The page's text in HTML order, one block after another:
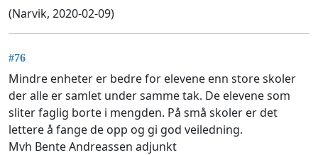
(Narvik, 2020-02-09)
#76
Mindre enheter er bedre for elevene enn store skoler
der alle er samlet under samme tak. De elevene som
sliter faglig borte i mengden. På små skoler er det
lettere å fange de opp og gi god veiledning.
Mvh Bente Andreassen adjunkt